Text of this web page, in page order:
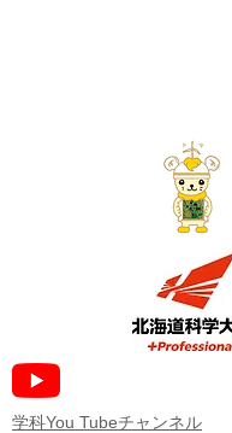
​学科You Tubeチャンネル